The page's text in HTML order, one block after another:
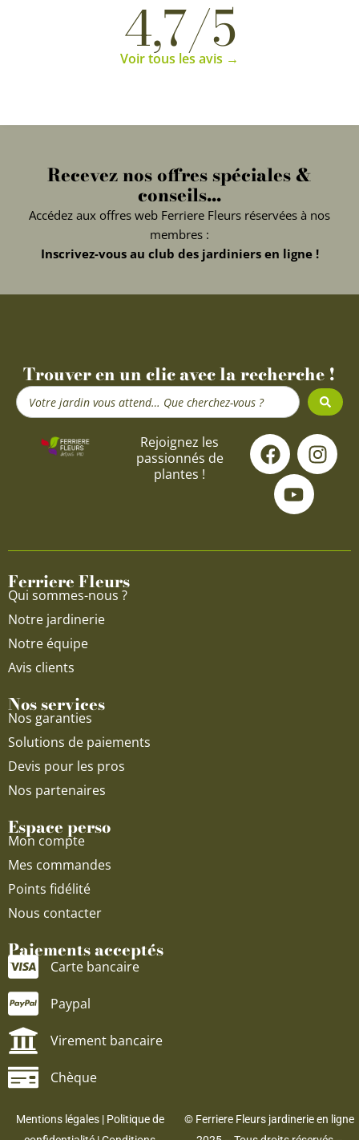
4,7/5
Voir tous les avis →
Recevez nos offres spéciales &
conseils...
Accédez aux offres web Ferriere Fleurs réservées à nos
membres :
Inscrivez-vous au club des jardiniers en ligne !
Trouver en un clic avec la recherche !
Search
...
Rejoignez les
passionnés de
plantes !
F
a
c
e
o
I
n
s
g
Y
o
u
t
u
b
Ferriere Fleurs
Qui sommes-nous ?
Notre jardinerie
Notre équipe
Avis clients
Nos services
Nos garanties
Solutions de paiements
Devis pour les pros
Nos partenaires
Espace perso
Mon compte
Mes commandes
Points fidélité
Nous contacter
Paiements acceptés
Carte bancaire
Paypal
Virement bancaire
Chèque
Mentions légales| Politique de
© Ferriere Fleurs jardinerie en ligne